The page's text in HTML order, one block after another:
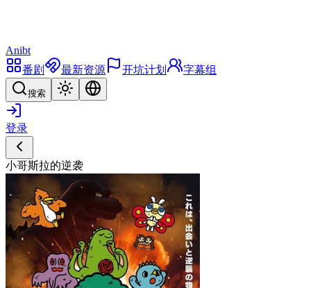
Anibt
番剧
最新资源 开坑计划 字幕组
搜索
登录
小哥斯拉的逆袭